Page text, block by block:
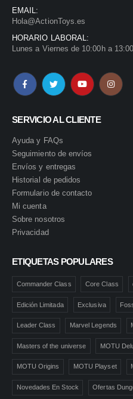
EMAIL:
Hola@ActionToys.es
HORARIO LABORAL:
Lunes a Viernes de 10:00h a
SERVICIO AL CLIENTE
Ayuda y FAQs
Seguimiento de envíos
Envíos y entregas
Historial de pedidos
Formulario de contacto
Mi cuenta
Sobre nosotros
Privacidad
ETIQUETAS POPULARES
Commander Class Core Class
Edición Limitada Exclusiva
Leader Class Marvel Legends
Masters of the universe MOTU
MOTU Origins MOTU Playset
Novedades En Stock Ofertas